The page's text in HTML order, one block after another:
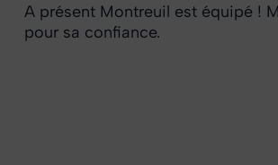
A présent Montreuil est équipé !
pour sa confiance.